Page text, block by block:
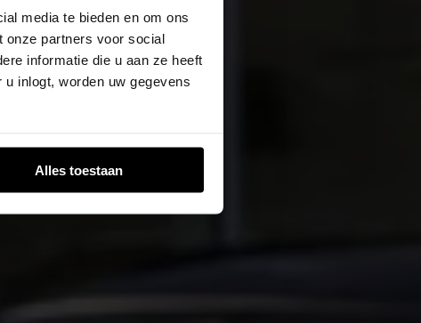
media te bieden en om ons
onze partners voor social
informatie die u aan ze heeft
inlogt, worden uw gegevens
Alles toestaan